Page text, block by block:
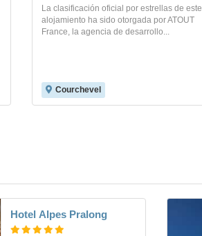
La clasificación oficial por estrellas de este
alojamiento ha sido otorgada por ATOUT
France, la agencia de desarrollo...
Courchevel
Hotel Alpes Pralong